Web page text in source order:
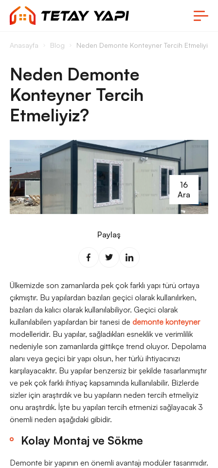
Anasayfa Blog Neden Demonte Konteyner Tercih Etmeliyiz?
Neden Demonte
Konteyner Tercih
Etmeliyiz?
16
Ara
Paylaş
Ülkemizde son zamanlarda pek çok farklı yapı türü ortaya
çıkmıştır. Bu yapılardan bazıları geçici olarak kullanılırken,
bazıları da kalıcı olarak kullanılabiliyor. Geçici olarak
kullanılabilen yapılardan bir tanesi de demonte konteyner
modelleridir. Bu yapılar, sağladıkları esneklik ve verimlilik
nedeniyle son zamanlarda gittikçe trend oluyor. Depolama
alanı veya geçici bir yapı olsun, her türlü ihtiyacınızı
karşılayacaktır. Bu yapılar benzersiz bir şekilde tasarlanmıştır
ve pek çok farklı ihtiyaç kapsamında kullanılabilir. Bizlerde
sizler için araştırdık ve bu yapıların neden tercih etmeliyiz
onu araştırdık. İşte bu yapıları tercih etmenizi sağlayacak 3
önemli neden aşağıdaki gibidir.
Kolay Montaj ve Sökme
Demonte bir yapının en önemli avantajı modüler tasarımıdır.